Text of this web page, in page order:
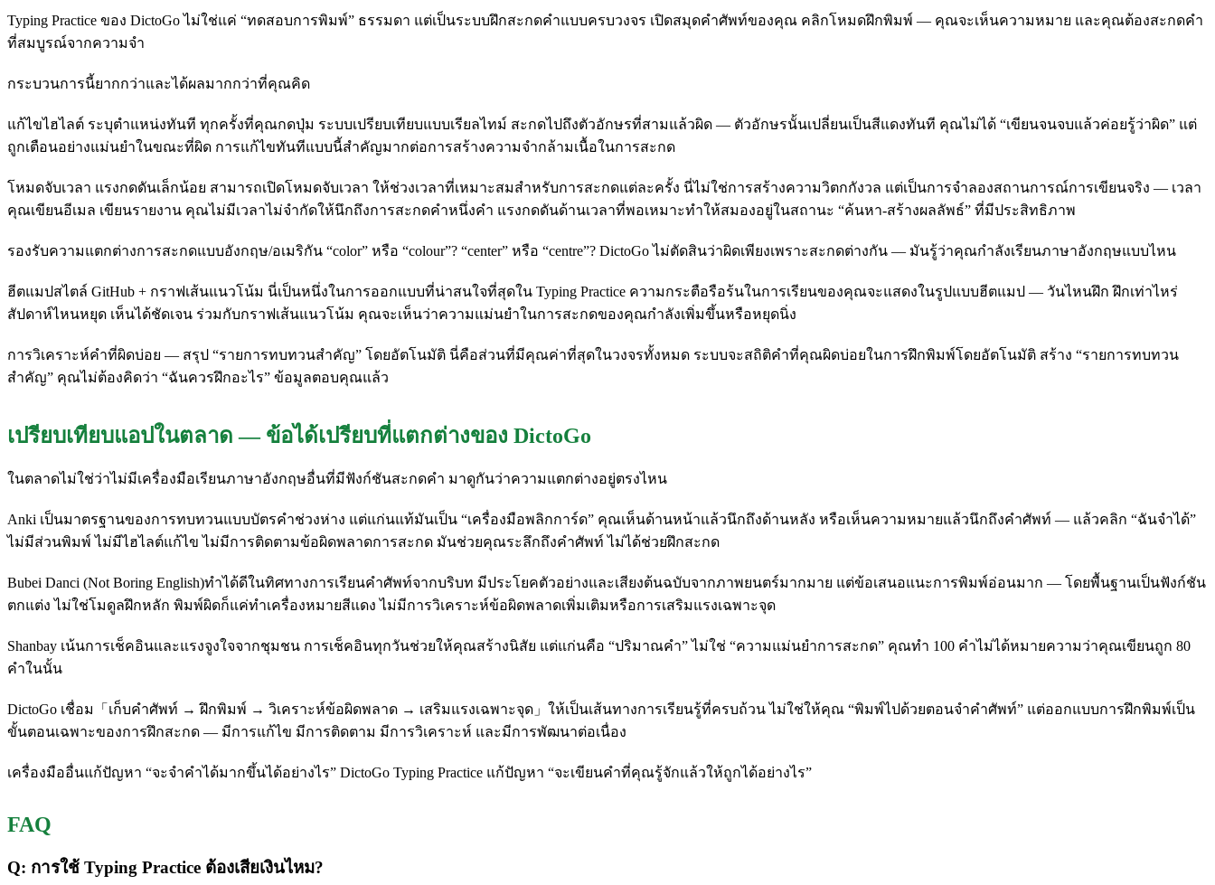
Typing Practice ของ DictoGo ไม่ใช่แค่ “ทดสอบการพิมพ์” ธรรมดา แต่เป็นระบบฝึกสะกดคำแบบครบวงจร เปิดสมุดคำศัพท์ของคุณ คลิกโหมดฝึกพิมพ์ — คุณจะเห็นความหมาย และคุณต้องสะกดคำ
ที่สมบูรณ์จากความจำ
กระบวนการนี้ยากกว่าและได้ผลมากกว่าที่คุณคิด
แก้ไขไฮไลต์ ระบุตำแหน่งทันที ทุกครั้งที่คุณกดปุ่ม ระบบเปรียบเทียบแบบเรียลไทม์ สะกดไปถึงตัวอักษรที่สามแล้วผิด — ตัวอักษรนั้นเปลี่ยนเป็นสีแดงทันที คุณไม่ได้ “เขียนจนจบแล้วค่อยรู้ว่าผิด” แต่
ถูกเตือนอย่างแม่นยำในขณะที่ผิด การแก้ไขทันทีแบบนี้สำคัญมากต่อการสร้างความจำกล้ามเนื้อในการสะกด
โหมดจับเวลา แรงกดดันเล็กน้อย สามารถเปิดโหมดจับเวลา ให้ช่วงเวลาที่เหมาะสมสำหรับการสะกดแต่ละครั้ง นี่ไม่ใช่การสร้างความวิตกกังวล แต่เป็นการจำลองสถานการณ์การเขียนจริง — เวลา
คุณเขียนอีเมล เขียนรายงาน คุณไม่มีเวลาไม่จำกัดให้นึกถึงการสะกดคำหนึ่งคำ แรงกดดันด้านเวลาที่พอเหมาะทำให้สมองอยู่ในสถานะ “ค้นหา-สร้างผลลัพธ์” ที่มีประสิทธิภาพ
รองรับความแตกต่างการสะกดแบบอังกฤษ/อเมริกัน “color” หรือ “colour”? “center” หรือ “centre”? DictoGo ไม่ตัดสินว่าผิดเพียงเพราะสะกดต่างกัน — มันรู้ว่าคุณกำลังเรียนภาษาอังกฤษแบบไหน
ฮีตแมปสไตล์ GitHub + กราฟเส้นแนวโน้ม นี่เป็นหนึ่งในการออกแบบที่น่าสนใจที่สุดใน Typing Practice ความกระตือรือร้นในการเรียนของคุณจะแสดงในรูปแบบฮีตแมป — วันไหนฝึก ฝึกเท่าไหร่
สัปดาห์ไหนหยุด เห็นได้ชัดเจน ร่วมกับกราฟเส้นแนวโน้ม คุณจะเห็นว่าความแม่นยำในการสะกดของคุณกำลังเพิ่มขึ้นหรือหยุดนิ่ง
การวิเคราะห์คำที่ผิดบ่อย — สรุป “รายการทบทวนสำคัญ” โดยอัตโนมัติ นี่คือส่วนที่มีคุณค่าที่สุดในวงจรทั้งหมด ระบบจะสถิติคำที่คุณผิดบ่อยในการฝึกพิมพ์โดยอัตโนมัติ สร้าง “รายการทบทวน
สำคัญ” คุณไม่ต้องคิดว่า “ฉันควรฝึกอะไร” ข้อมูลตอบคุณแล้ว
เปรียบเทียบแอปในตลาด — ข้อได้เปรียบที่แตกต่างของ DictoGo
ในตลาดไม่ใช่ว่าไม่มีเครื่องมือเรียนภาษาอังกฤษอื่นที่มีฟังก์ชันสะกดคำ มาดูกันว่าความแตกต่างอยู่ตรงไหน
Anki เป็นมาตรฐานของการทบทวนแบบบัตรคำช่วงห่าง แต่แก่นแท้มันเป็น “เครื่องมือพลิกการ์ด” คุณเห็นด้านหน้าแล้วนึกถึงด้านหลัง หรือเห็นความหมายแล้วนึกถึงคำศัพท์ — แล้วคลิก “ฉันจำได้”
ไม่มีส่วนพิมพ์ ไม่มีไฮไลต์แก้ไข ไม่มีการติดตามข้อผิดพลาดการสะกด มันช่วยคุณระลึกถึงคำศัพท์ ไม่ได้ช่วยฝึกสะกด
Bubei Danci (Not Boring English)ทำได้ดีในทิศทางการเรียนคำศัพท์จากบริบท มีประโยคตัวอย่างและเสียงต้นฉบับจากภาพยนตร์มากมาย แต่ข้อเสนอแนะการพิมพ์อ่อนมาก — โดยพื้นฐานเป็นฟังก์ชัน
ตกแต่ง ไม่ใช่โมดูลฝึกหลัก พิมพ์ผิดก็แค่ทำเครื่องหมายสีแดง ไม่มีการวิเคราะห์ข้อผิดพลาดเพิ่มเติมหรือการเสริมแรงเฉพาะจุด
Shanbay เน้นการเช็คอินและแรงจูงใจจากชุมชน การเช็คอินทุกวันช่วยให้คุณสร้างนิสัย แต่แก่นคือ “ปริมาณคำ” ไม่ใช่ “ความแม่นยำการสะกด” คุณทำ 100 คำไม่ได้หมายความว่าคุณเขียนถูก 80
คำในนั้น
DictoGo เชื่อม「เก็บคำศัพท์ → ฝึกพิมพ์ → วิเคราะห์ข้อผิดพลาด → เสริมแรงเฉพาะจุด」ให้เป็นเส้นทางการเรียนรู้ที่ครบถ้วน ไม่ใช่ให้คุณ “พิมพ์ไปด้วยตอนจำคำศัพท์” แต่ออกแบบการฝึกพิมพ์เป็น
ขั้นตอนเฉพาะของการฝึกสะกด — มีการแก้ไข มีการติดตาม มีการวิเคราะห์ และมีการพัฒนาต่อเนื่อง
เครื่องมืออื่นแก้ปัญหา “จะจำคำได้มากขึ้นได้อย่างไร” DictoGo Typing Practice แก้ปัญหา “จะเขียนคำที่คุณรู้จักแล้วให้ถูกได้อย่างไร”
FAQ
Q: การใช้ Typing Practice ต้องเสียเงินไหม?